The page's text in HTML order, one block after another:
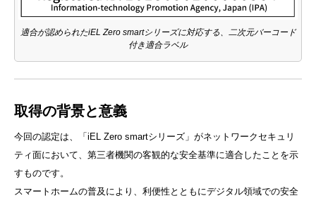
適合が認められたiEL Zero smartシリーズに対応する、二次元バーコード
付き適合ラベル
取得の背景と意義
今回の認定は、「iEL Zero smartシリーズ」がネットワークセキュリ
ティ面において、第三者機関の客観的な安全基準に適合したことを示
すものです。
スマートホームの普及により、利便性とともにデジタル領域での安全